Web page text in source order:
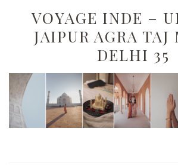
VOYAGE INDE –
JAIPUR AGRA TAJ
DELHI 35